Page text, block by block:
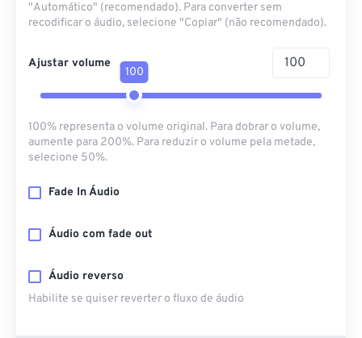
"Automático" (recomendado). Para converter sem
recodificar o áudio, selecione "Copiar" (não recomendado).
Ajustar volume
100
100% representa o volume original. Para dobrar o volume,
aumente para 200%. Para reduzir o volume pela metade,
selecione 50%.
Fade In Áudio
Áudio com fade out
Áudio reverso
Habilite se quiser reverter o fluxo de áudio